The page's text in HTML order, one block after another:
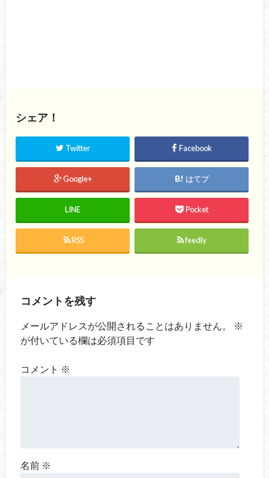
シェア！
Twitter Facebook
Google+ はてブ
LINE Pocket
RSS feedly
コメントを残す
メールアドレスが公開されることはありません。
※
が付いている欄は必須項目です
コメント ※
名前 ※